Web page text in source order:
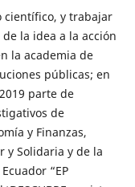
científico, y trabajar
la idea a la acción
la academia de
públicas; en
parte de
de
y Finanzas,
y Solidaria y de la
“EP